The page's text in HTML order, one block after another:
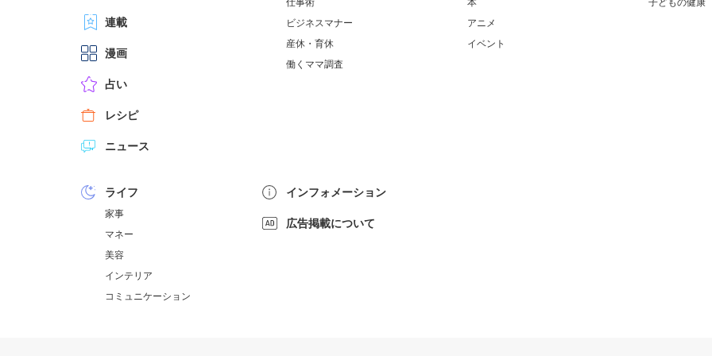
連載
漫画
占い
レシピ
ニュース
仕事術
ビジネスマナー
産休・育休
働くママ調査
本
アニメ
イベント
子どもの健康
ライフ
家事
マネー
美容
インテリア
コミュニケーション
インフォメーション
広告掲載について